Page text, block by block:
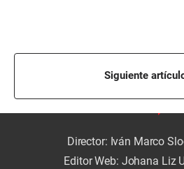
Siguiente
Director: Iván Marco
Editor Web: Johana Liz